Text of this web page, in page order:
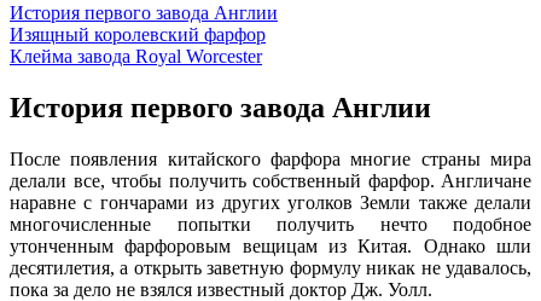
История первого завода Англии
Изящный королевский фарфор
Клейма завода Royal Worcester
История первого завода Англии
После появления китайского фарфора многие страны мира
делали все, чтобы получить собственный фарфор. Англичане
наравне с гончарами из других уголков Земли также делали
многочисленные попытки получить нечто подобное
утонченным фарфоровым вещицам из Китая. Однако шли
десятилетия, а открыть заветную формулу никак не удавалось,
пока за дело не взялся известный доктор Дж. Уолл.